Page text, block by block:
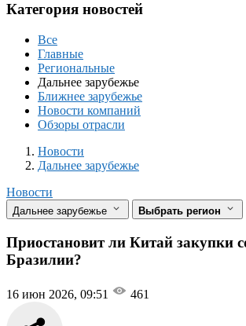
Категория новостей
Все
Главные
Региональные
Дальнее зарубежье
Ближнее зарубежье
Новости компаний
Обзоры отрасли
Новости
Разделы
Новости
Дальнее зарубежье
Новости
Дальнее зарубежье Выбрать регион
Приостановит ли Китай закупки
Бразилии?
16 июн 2026, 09:51 461